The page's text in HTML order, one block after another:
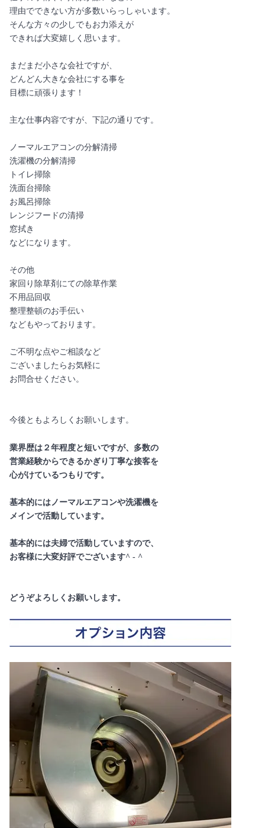
理由でできない方が多数いらっしゃいます。
そんな方々の少しでもお力添えが
できれば大変嬉しく思います。
まだまだ小さな会社ですが、
どんどん大きな会社にする事を
目標に頑張ります！
主な仕事内容ですが、下記の通りです。
ノーマルエアコンの分解清掃
洗濯機の分解清掃
トイレ掃除
洗面台掃除
お風呂掃除
レンジフードの清掃
窓拭き
などになります。
その他
家回り除草剤にての除草作業
不用品回収
整理整頓のお手伝い
などもやっております。
ご不明な点やご相談など
ございましたらお気軽に
お問合せください。
今後ともよろしくお願いします。
業界歴は２年程度と短いですが、多数の
営業経験からできるかぎり丁寧な接客を
心がけているつもりです。
基本的にはノーマルエアコンや洗濯機を
メインで活動しています。
基本的には夫婦で活動していますので、
お客様に大変好評でございます^ - ^
どうぞよろしくお願いします。